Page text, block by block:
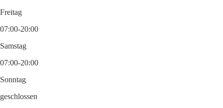
Freitag
07:00-20:00
Samstag
07:00-20:00
Sonntag
geschlossen